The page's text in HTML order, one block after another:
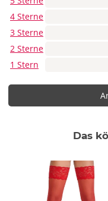
4 Sterne
3 Sterne
2 Sterne
1 Stern
Das